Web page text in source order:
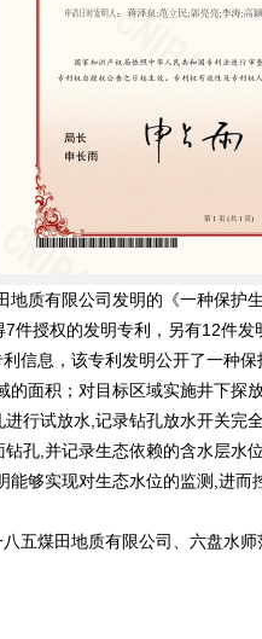
质有限公司发明的《一种保护
件授权的发明专利，另有12件
信息，该专利发明公开了一种
的面积；对目标区域实施井下
行试放水,记录钻孔放水开关
孔,并记录生态依赖的含水层
能够实现对生态水位的监测,进
五煤田地质有限公司、六盘水